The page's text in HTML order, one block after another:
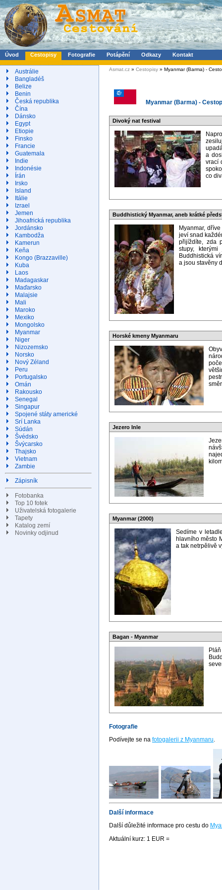
Úvod Cestopisy Fotografie Potápění Odkazy Kontakt
Austrálie
Bangladéš
Belize
Benin
Česká republika
Čína
Dánsko
Egypt
Etiopie
Finsko
Francie
Guatemala
Indie
Indonésie
Írán
Irsko
Island
Itálie
Izrael
Jemen
Jihoafrická republika
Jordánsko
Kambodža
Kamerun
Keňa
Kongo (Brazzaville)
Kuba
Laos
Madagaskar
Maďarsko
Malajsie
Mali
Maroko
Mexiko
Mongolsko
Myanmar
Niger
Nizozemsko
Norsko
Nový Zéland
Peru
Portugalsko
Omán
Rakousko
Senegal
Singapur
Spojené státy americké
Srí Lanka
Súdán
Švédsko
Švýcarsko
Thajsko
Vietnam
Zambie
Zápisník
Fotobanka
Top 10 fotek
Uživatelská fotogalerie
Tapety
Katalog zemí
Novinky odjinud
Asmat.cz » Cestopisy » Myanmar (Barma) -
Myanmar (Barma) -
Divoký nat festival
a
vrací
co
Buddhistický Myanmar, aneb krátké
Myanmar,
jeví snad
přijíždíte, zda
stupy,
Buddhistická
a jsou stavěny
Horské kmeny Myanmaru
Jezero Inle
Myanmar (2000)
Sedíme v
hlavního město
a tak netrpělivě
Bagan - Myanmar
Fotografie
Podívejte se na fotogalerii z Myanmaru.
Další informace
Další důležité informace pro cestu do
Aktuální kurz: 1 EUR =